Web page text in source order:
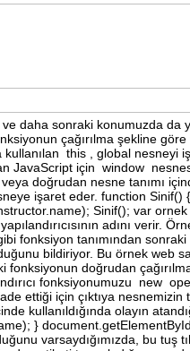
ve daha sonraki konumuzda
çağırılma şekline göre
kullanılan this , global nesneyi
JavaScript için window
doğrudan nesne tanımı
işaret eder. function Sinif() {
Sinif(); var ornek
adını verir.
fonksiyon tanımından
bildiriyor. Bu örnek web
doğrudan
fonksiyonumuzu new
ettiği için çıktıya nesnemizin
kullanıldığında olayın
}
varsaydığımızda, bu tuş